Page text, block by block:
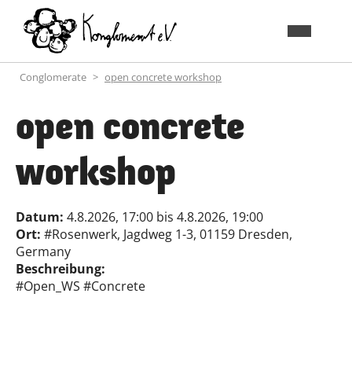
Conglomerate open concrete workshop
open concrete
workshop
Datum: 4.8.2026, 17:00 bis 4.8.2026, 19:00
Ort: #Rosenwerk, Jagdweg 1-3, 01159 Dresden,
Germany
Beschreibung:
#Open_WS #Concrete